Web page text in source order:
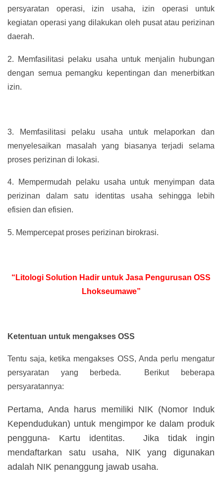
persyaratan operasi, izin usaha, izin operasi untuk
kegiatan operasi yang dilakukan oleh pusat atau perizinan
daerah.
2.
Memfasilitasi pelaku usaha untuk menjalin hubungan
dengan semua pemangku kepentingan dan menerbitkan
izin.
3.
Memfasilitasi pelaku usaha untuk melaporkan dan
menyelesaikan masalah yang biasanya terjadi selama
proses perizinan di lokasi.
4.
Mempermudah pelaku usaha untuk menyimpan data
perizinan dalam satu identitas usaha sehingga lebih
efisien dan efisien.
5. Mempercepat proses perizinan birokrasi.
“Litologi Solution Hadir untuk Jasa Pengurusan OSS
Lhokseumawe”
Ketentuan untuk mengakses OSS
Tentu saja, ketika mengakses OSS, Anda perlu mengatur
persyaratan yang berbeda. Berikut beberapa
persyaratannya:
Pertama, Anda harus memiliki NIK (Nomor Induk
Kependudukan) untuk mengimpor ke dalam produk
pengguna- Kartu identitas. Jika tidak ingin
mendaftarkan satu usaha, NIK yang digunakan
adalah NIK penanggung jawab usaha.